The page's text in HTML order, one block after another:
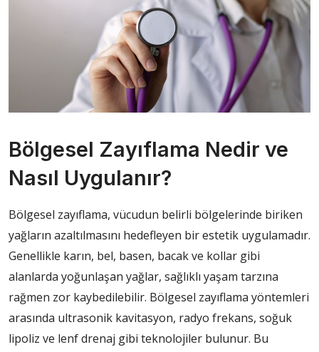
Bölgesel Zayıflama Nedir ve
Nasıl Uygulanır?
Bölgesel zayıflama, vücudun belirli bölgelerinde biriken
yağların azaltılmasını hedefleyen bir estetik uygulamadır.
Genellikle karın, bel, basen, bacak ve kollar gibi
alanlarda yoğunlaşan yağlar, sağlıklı yaşam tarzına
rağmen zor kaybedilebilir. Bölgesel zayıflama yöntemleri
arasında ultrasonik kavitasyon, radyo frekans, soğuk
lipoliz ve lenf drenaj gibi teknolojiler bulunur. Bu